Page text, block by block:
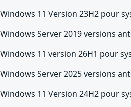
Windows 11 Version 23H2 pour
Windows Server 2019 versions
Windows 11 version 26H1 pour
Windows Server 2025 versions
Windows 11 Version 24H2 pour